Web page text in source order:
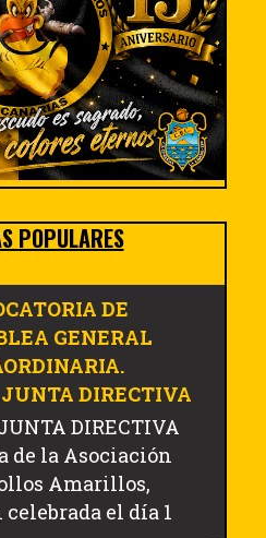
POPULARES
DE
GENERAL
DIRECTIVA
DIRECTIVA
de la Asociación
Amarillos,
el día 1